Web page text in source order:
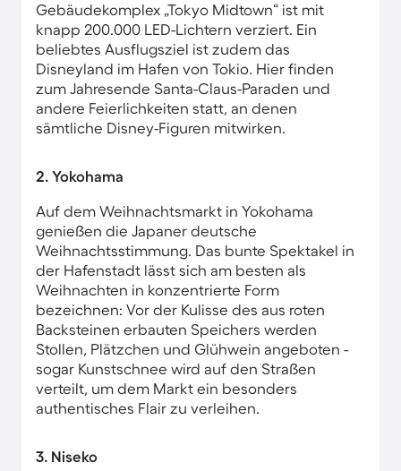
Gebäudekomplex „Tokyo Midtown“ ist mit
knapp 200.000 LED-Lichtern verziert. Ein
beliebtes Ausflugsziel ist zudem das
Disneyland im Hafen von Tokio. Hier finden
zum Jahresende Santa-Claus-Paraden und
andere Feierlichkeiten statt, an denen
sämtliche Disney-Figuren mitwirken.
2. Yokohama
Auf dem Weihnachtsmarkt in Yokohama
genießen die Japaner deutsche
Weihnachtsstimmung. Das bunte Spektakel in
der Hafenstadt lässt sich am besten als
Weihnachten in konzentrierte Form
bezeichnen: Vor der Kulisse des aus roten
Backsteinen erbauten Speichers werden
Stollen, Plätzchen und Glühwein angeboten -
sogar Kunstschnee wird auf den Straßen
verteilt, um dem Markt ein besonders
authentisches Flair zu verleihen.
3. Niseko